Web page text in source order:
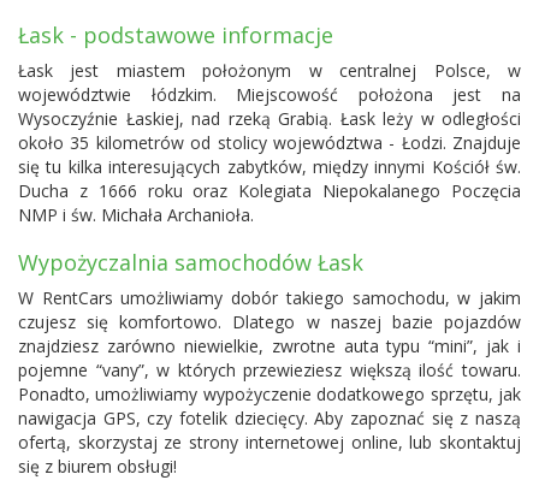
Łask - podstawowe informacje
Łask jest miastem położonym w centralnej Polsce, w
województwie łódzkim. Miejscowość położona jest na
Wysoczyźnie Łaskiej, nad rzeką Grabią. Łask leży w odległości
około 35 kilometrów od stolicy województwa - Łodzi. Znajduje
się tu kilka interesujących zabytków, między innymi Kościół św.
Ducha z 1666 roku oraz Kolegiata Niepokalanego Poczęcia
NMP i św. Michała Archanioła.
Wypożyczalnia samochodów Łask
W RentCars umożliwiamy dobór takiego samochodu, w jakim
czujesz się komfortowo. Dlatego w naszej bazie pojazdów
znajdziesz zarówno niewielkie, zwrotne auta typu “mini”, jak i
pojemne “vany”, w których przewieziesz większą ilość towaru.
Ponadto, umożliwiamy wypożyczenie dodatkowego sprzętu, jak
nawigacja GPS, czy fotelik dziecięcy. Aby zapoznać się z naszą
ofertą, skorzystaj ze strony internetowej online, lub skontaktuj
się z biurem obsługi!